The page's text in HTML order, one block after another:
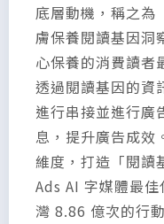
底層動機，稱之為
膚保養閱讀基因洞
心保養的消費讀者
透過閱讀基因的資
進行串接並進行廣
息，提升廣告成效
維度，打造「閱
Ads AI 字媒體最
灣 8.86 億次的行